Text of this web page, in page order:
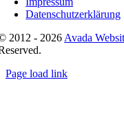
Datenschutzerklärung
2012 - 2026 Avada
Page load link